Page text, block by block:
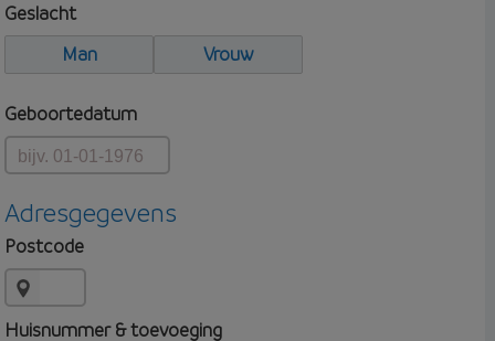
Geslacht
Man
Vrouw
Geboortedatum
Adresgegevens
Postcode
Huisnummer & toevoeging